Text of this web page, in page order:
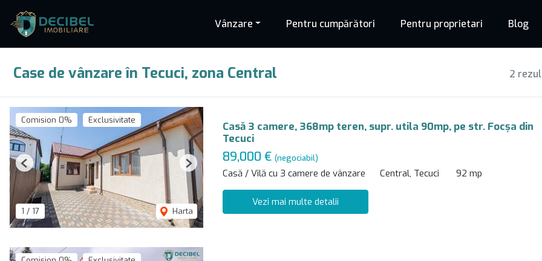
Vânzare Pentru cumpărători Pentru proprietari Blog
2
Case de vânzare în Tecuci, zona Central
Comision 0% Exclusivitate
1 / 17 Harta
Previous Next
Casă 3 camere, 368mp teren, supr. utila 90mp, pe str. Focșa din
Tecuci
89,000 € (negociabil)
Casă / Vilă cu 3 camere de vânzare Central, Tecuci 92 mp
Vezi mai multe detalii